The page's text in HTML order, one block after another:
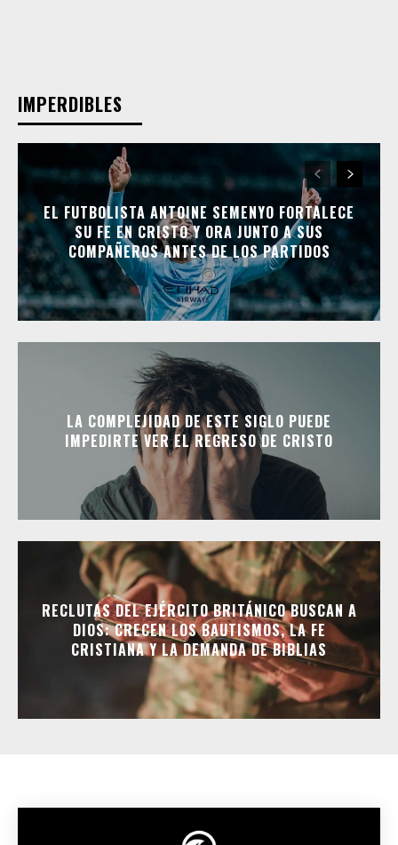
IMPERDIBLES
EL FUTBOLISTA ANTOINE SEMENYO FORTALECE
SU FE EN CRISTO Y ORA JUNTO A SUS
COMPAÑEROS ANTES DE LOS PARTIDOS
LA COMPLEJIDAD DE ESTE SIGLO PUEDE
IMPEDIRTE VER EL REGRESO DE CRISTO
RECLUTAS DEL EJÉRCITO BRITÁNICO BUSCAN A
DIOS: CRECEN LOS BAUTISMOS, LA FE
CRISTIANA Y LA DEMANDA DE BIBLIAS